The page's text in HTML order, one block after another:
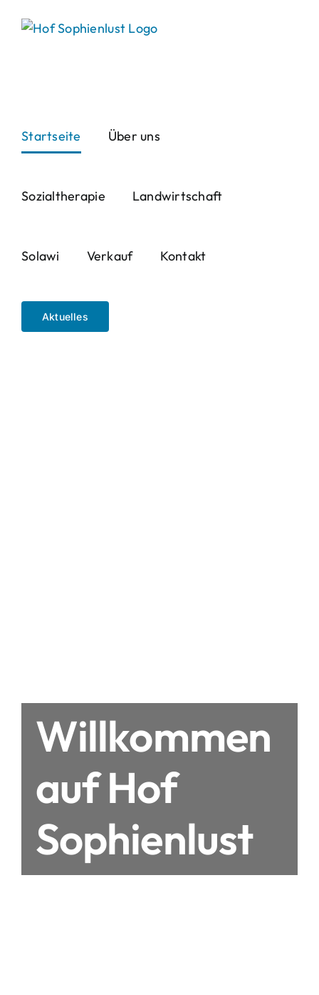
Startseite Über uns
Sozialtherapie Landwirtschaft
Solawi Verkauf Kontakt
Aktuelles
Willkommen
auf Hof
Sophienlust